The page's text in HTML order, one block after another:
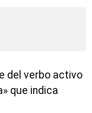
del verbo activo
que indica